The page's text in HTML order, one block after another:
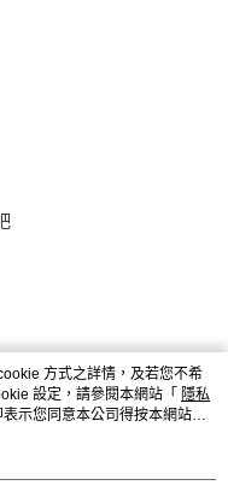
方式之詳情，及若您不希
設定，請參閱本網站「 隱私
示您同意本公司得按本網站使